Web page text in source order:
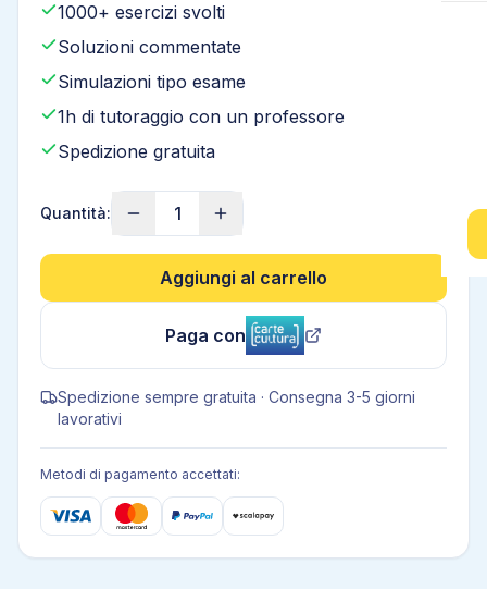
1000+ esercizi svolti
Soluzioni commentate
Simulazioni tipo esame
1h di tutoraggio con un professore
Spedizione gratuita
Quantità: 1
Aggiungi al carrello
Paga con
Spedizione sempre gratuita · Consegna 3-5 giorni
lavorativi
Metodi di pagamento accettati: